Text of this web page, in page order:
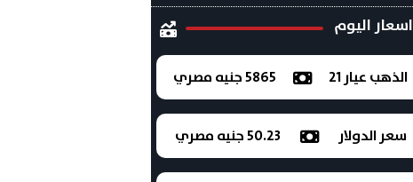
اسعار اليوم
الذهب عيار 21 5865 جنيه مصري
سعر الدولار 50.23 جنيه مصري